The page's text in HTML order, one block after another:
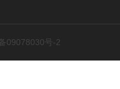
09078030号-2